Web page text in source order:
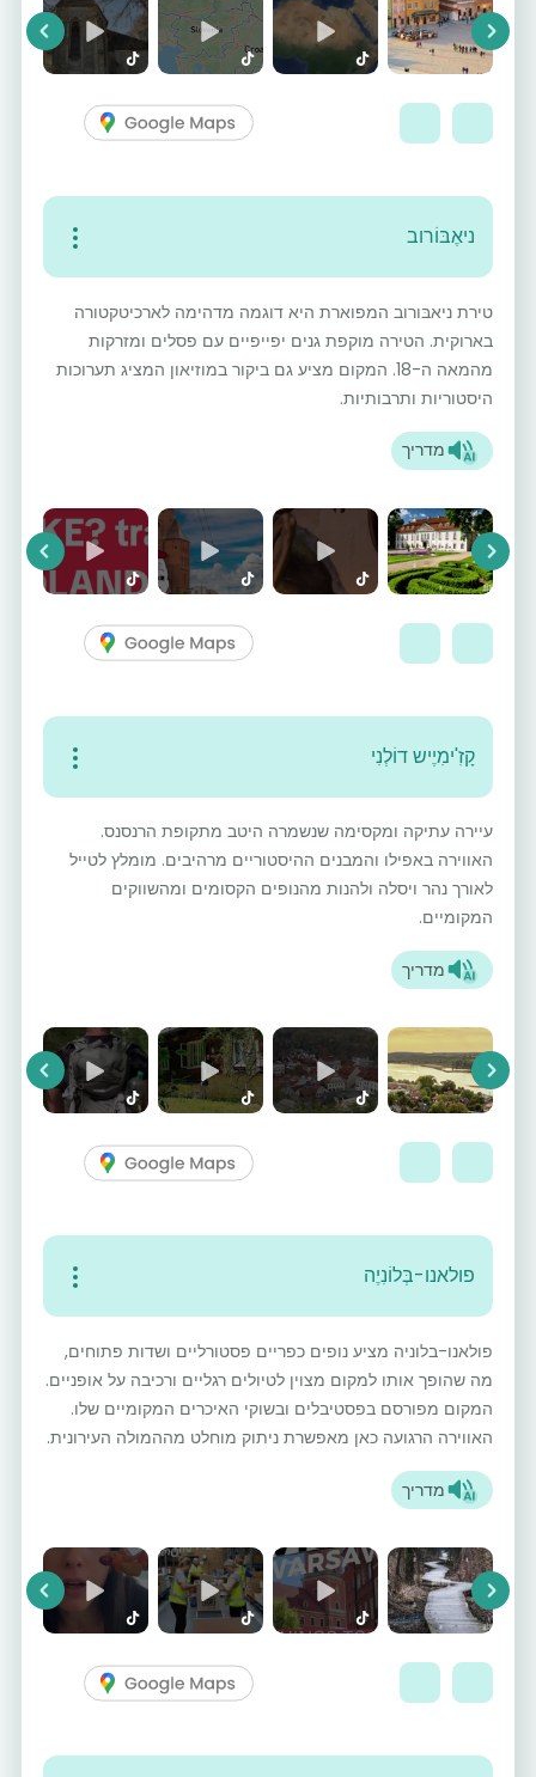
Next
ניאֶבּוֹרוב
טירת ניאבּורוב המפוארת היא דוגמה מדהימה לארכיטקטורה
בארוקית. הטירה מוקפת גנים יפייפיים עם פסלים ומזרקות
מהמאה ה-18. המקום מציע גם ביקור במוזיאון המציג תערוכות
היסטוריות ותרבותיות.
מדריך
Next
קָזִ'ימִיֶיש דוֹלְנִי
עיירה עתיקה ומקסימה שנשמרה היטב מתקופת הרנסנס.
האווירה באפילו והמבנים ההיסטוריים מרהיבים. מומלץ לטייל
לאורך נהר ויסלה ולהנות מהנופים הקסומים ומהשווקים
המקומיים.
מדריך
Next
פולאנו-בְּלוֹנִיֶה
פולאנו-בלוניה מציע נופים כפריים פסטורליים ושדות פתוחים,
מה שהופך אותו למקום מצוין לטיולים רגליים ורכיבה על אופניים.
המקום מפורסם בפסטיבלים ובשוקי האיכרים המקומיים שלו.
האווירה הרגועה כאן מאפשרת ניתוק מוחלט מההמולה העירונית.
מדריך
Next